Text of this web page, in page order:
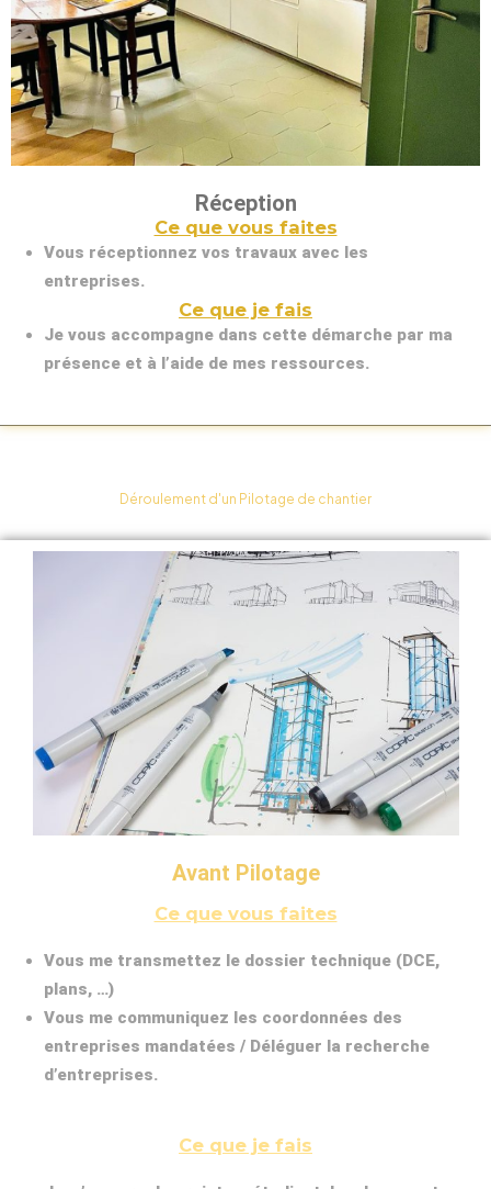
Réception
Ce que vous faites
Vous réceptionnez vos travaux avec les
entreprises.
Ce que je fais
Je vous accompagne dans cette démarche par ma
présence et à l’aide de mes ressources.
Déroulement d'un Pilotage de chantier
Avant Pilotage
Ce que vous faites
Vous me transmettez le dossier technique (DCE,
plans, …)
Vous me communiquez les coordonnées des
entreprises mandatées / Déléguer la recherche
d’entreprises.
Ce que je fais